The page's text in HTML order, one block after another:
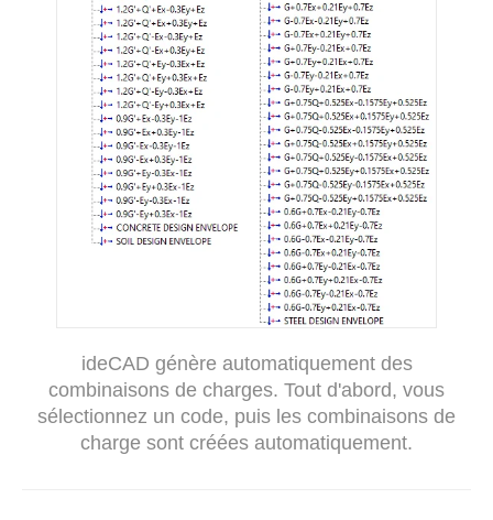
ideCAD génère automatiquement des
combinaisons de charges. Tout d'abord, vous
sélectionnez un code, puis les combinaisons de
charge sont créées automatiquement.